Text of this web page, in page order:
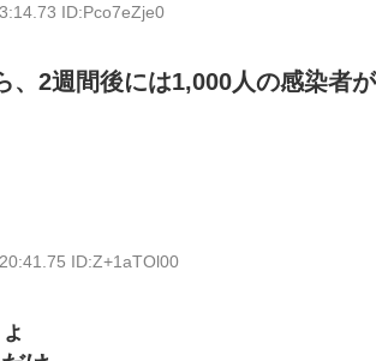
ID:Pco7eZje0
2週間後には1,000人の感染者
ID:Z+1aTOl00